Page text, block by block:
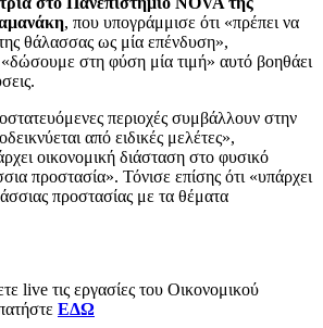
, που υπογράμμισε ότι «πρέπει να
θάλασσας ως μία επένδυση»,
«δώσουμε στη φύση μία τιμή» αυτό βοηθάει
περιοχές συμβάλλουν στην
από ειδικές μελέτες»,
οικονομική διάσταση στο φυσικό
προστασία». Τόνισε επίσης ότι «υπάρχει
προστασίας με τα θέματα
live τις εργασίες του Οικονομικού
ΕΔΩ